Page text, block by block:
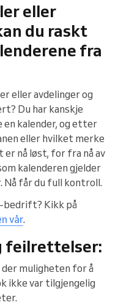
eller
du raskt
fra
eller avdelinger og
Du har kanskje
en kalender, og etter
eller hvilket merke
nå løst, for fra nå av
kalenderen gjelder
Nå får du full kontroll.
bedrift? Kikk på
vår.
feilrettelser:
muligheten for å
ikke var tilgjengelig